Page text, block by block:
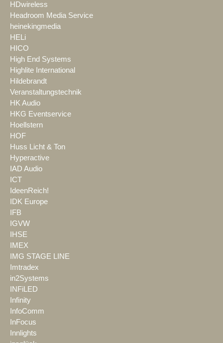
HDwireless
Headroom Media Service
heinekingmedia
HELi
HICO
High End Systems
Highlite International
Hildebrandt
Veranstaltungstechnik
HK Audio
HKG Eventservice
Hoellstern
HOF
Huss Licht & Ton
Hyperactive
IAD Audio
ICT
IdeenReich!
IDK Europe
IFB
IGVW
IHSE
IMEX
IMG STAGE LINE
Imtradex
in2Systems
INFiLED
Infinity
InfoComm
InFocus
Innlights